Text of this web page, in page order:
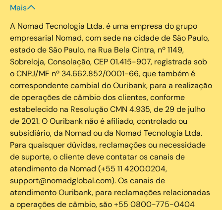
Mais
A Nomad Tecnologia Ltda. é uma empresa do grupo
empresarial Nomad, com sede na cidade de São Paulo,
estado de São Paulo, na Rua Bela Cintra, nº 1149,
Sobreloja, Consolação, CEP 01.415-907, registrada sob
o CNPJ/MF nº 34.662.852/0001-66, que também é
correspondente cambial do Ouribank, para a realização
de operações de câmbio dos clientes, conforme
estabelecido na Resolução CMN 4.935, de 29 de julho
de 2021. O Ouribank não é afiliado, controlado ou
subsidiário, da Nomad ou da Nomad Tecnologia Ltda.
Para quaisquer dúvidas, reclamações ou necessidade
de suporte, o cliente deve contatar os canais de
atendimento da Nomad (+55 11 4200.0204,
support@nomadglobal.com). Os canais de
atendimento Ouribank, para reclamações relacionadas
a operações de câmbio, são +55 0800-775-0404